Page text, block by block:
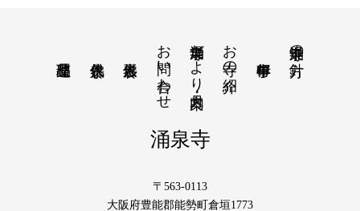
涌泉寺の方針
お寺の紹介
涌泉寺だより・月案内
お問い合わせ
涌泉寺
〒563-0113
大阪府豊能郡能勢町倉垣1773